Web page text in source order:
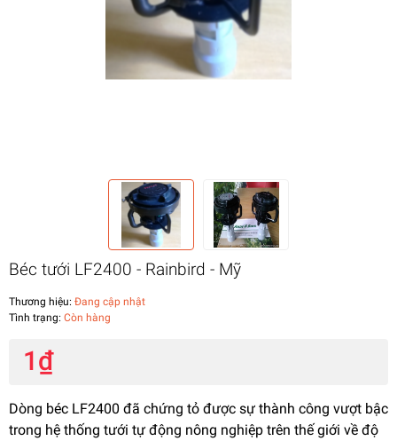
Béc tưới LF2400 - Rainbird - Mỹ
Thương hiệu: Đang cập nhật
Tình trạng: Còn hàng
1₫
Dòng béc LF2400 đã chứng tỏ được sự thành công vượt bậc
trong hệ thống tưới tự động nông nghiệp trên thế giới về độ